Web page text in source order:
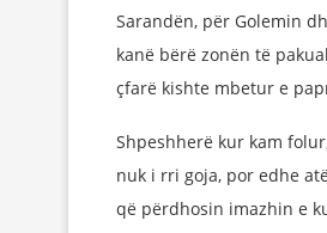
Sarandën, për Golemin
kanë bërë zonën të
çfarë kishte mbetur e
Shpeshherë kur kam
nuk i rri goja, por edhe
që përdhosin imazhin e